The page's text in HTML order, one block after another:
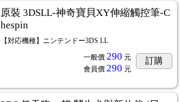
原裝 3DSLL-神奇寶貝XY伸縮觸控筆-C
hespin
【対応機種】ニンテンドー3DS LL
一般價 290 元
會員價 290 元
訂購